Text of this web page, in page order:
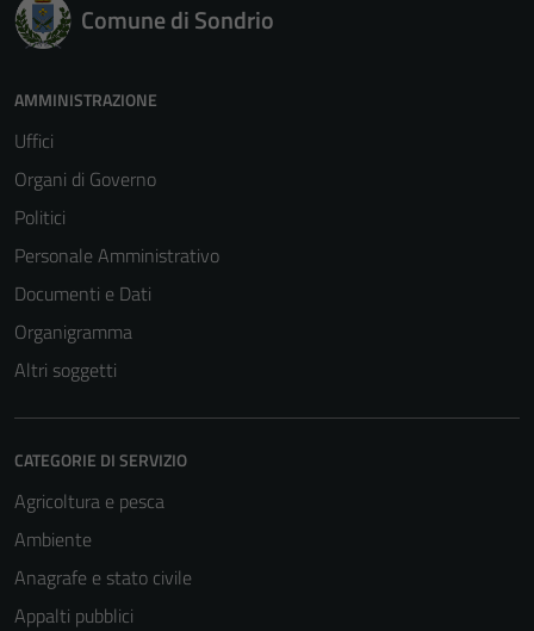
Comune di Sondrio
AMMINISTRAZIONE
Uffici
Organi di Governo
Politici
Personale Amministrativo
Documenti e Dati
Organigramma
Altri soggetti
CATEGORIE DI SERVIZIO
Agricoltura e pesca
Ambiente
Anagrafe e stato civile
Appalti pubblici
Tecnici